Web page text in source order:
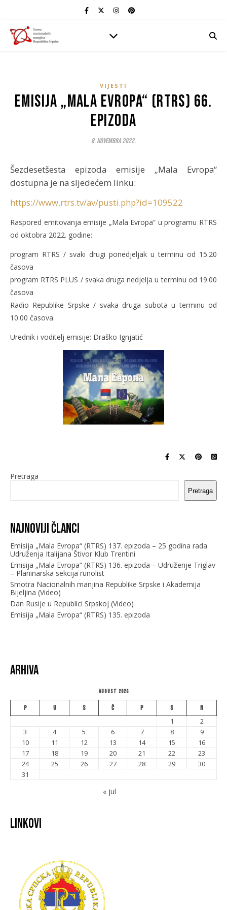
VIJESTI
Emisija „Mala Evropa“ (RTRS) 66.
epizoda
8. Novembra 2022.
Šezdesetšesta epizoda emisije „Mala Evropa“
dostupna je na sljedećem linku:
https://www.rtrs.tv/av/pusti.php?id=109522
Raspored emitovanja emisije „Mala Evropa“ u programu RTRS
od oktobra 2022. godine:
program RTRS / svaki drugi ponedjeljak u terminu od 15.20
časova
program RTRS PLUS / svaka druga nedjelja u terminu od 19.00
časova
Radio Republike Srpske / svaka druga subota u terminu od
10.00 časova
Urednik i voditelj emisije: Draško Ignjatić
Pretraga
Pretraga
Najnoviji članci
Emisija „Mala Evropa“ (RTRS) 137. epizoda – 25 godina rada
Udruženja Italijana Štivor Klub Trentini
Emisija „Mala Evropa“ (RTRS) 136. epizoda – Udruženje Triglav
– Planinarska sekcija runolist
Smotra Nacionalnih manjina Republike Srpske i Akademija
Bijeljina (Video)
Dan Rusije u Republici Srpskoj (Video)
Emisija „Mala Evropa“ (RTRS) 135. epizoda
Arhiva
August 2026
P U S Č P S N
1
2
3
4 5 6 7 8
9
10
11 12 13 14 15
16
17
18 19 20 21 22
23
24
25 26 27 28 29
30
31
« jul
Linkovi